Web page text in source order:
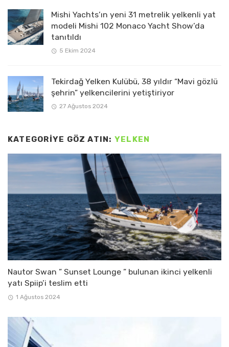
Mishi Yachts’ın yeni 31 metrelik yelkenli yat
modeli Mishi 102 Monaco Yacht Show’da
tanıtıldı
5 Ekim 2024
Tekirdağ Yelken Kulübü, 38 yıldır “Mavi gözlü
şehrin” yelkencilerini yetiştiriyor
27 Ağustos 2024
KATEGORIYE GÖZ ATIN: YELKEN
Nautor Swan ” Sunset Lounge ” bulunan ikinci yelkenli
yatı Spiip’i teslim etti
1 Ağustos 2024